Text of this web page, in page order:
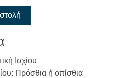
Ισχίου
Πρόσθια ή οπίσθια